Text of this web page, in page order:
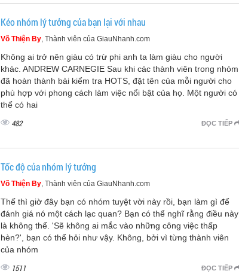
Kéo nhóm lý tưởng của bạn lại với nhau
Võ Thiện By, Thành viên của GiauNhanh.com
Không ai trở nên giàu có trừ phi anh ta làm giàu cho người
khác. ANDREW CARNEGIE Sau khi các thành viên trong nhóm
đã hoàn thành bài kiểm tra HOTS, đặt tên của mỗi người cho
phù hợp với phong cách làm việc nổi bật của họ. Một người có
thể có hai
ĐỌC TIẾP
482
Tốc độ của nhóm lý tưởng
Võ Thiện By, Thành viên của GiauNhanh.com
Thế thì giờ đây bạn có nhóm tuyệt vời này rồi, bạn làm gì để
đánh giá nó một cách lạc quan? Bạn có thể nghĩ rằng điều này
là không thể. 'Sẽ không ai mắc vào những công việc thấp
hèn?', bạn có thể hỏi như vậy. Không, bởi vì từng thành viên
của nhóm
ĐỌC TIẾP
1511